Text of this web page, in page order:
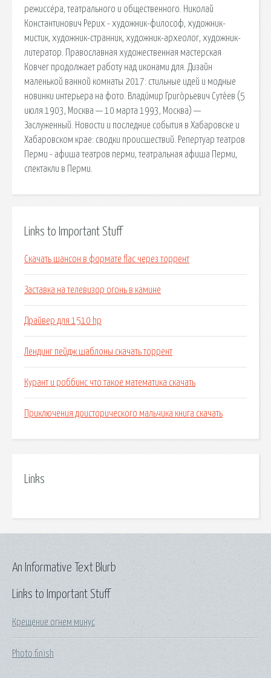
режиссёра, театрального и общественного. Николай
Константинович Рерих - художник-философ, художник-
мистик, художник-странник, художник-археолог, художник-
литератор. Православная художественная мастерская
Ковчег продолжает работу над иконами для. Дизайн
маленькой ванной комнаты 2017: стильные идей и модные
новинки интерьера на фото. Влади́мир Григо́рьевич Суте́ев (5
июля 1903, Москва — 10 марта 1993, Москва) —
Заслуженный. Новости и последние события в Хабаровске и
Хабаровском крае: сводки происшествий. Репертуар театров
Перми - афиша театров перми, театральная афиша Перми,
спектакли в Перми.
Links to Important Stuff
Скачать шансон в формате flac через торрент
Заставка на телевизор огонь в камине
Драйвер для 1510 hp
Лендинг пейдж шаблоны скачать торрент
Курант и роббинс что такое математика скачать
Приключения доисторического мальчика книга скачать
Links
Links to Important Stuff
Крещение огнем минус
Photo finish
An Informative Text Blurb